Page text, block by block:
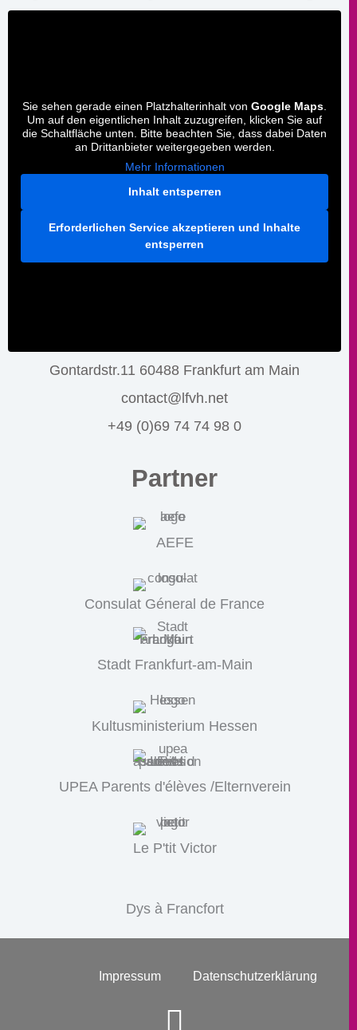
Sie sehen gerade einen Platzhalterinhalt von Google Maps
Um auf den eigentlichen Inhalt zuzugreifen, klicken Sie auf
die Schaltfläche unten. Bitte beachten Sie, dass dabei Daten
an Drittanbieter weitergegeben werden.
Mehr Informationen
Inhalt entsperren
Erforderlichen Service akzeptieren und Inhalte
entsperren
Gontardstr.11 60488 Frankfurt am Main
contact@lfvh.net
+49 (0)69 74 74 98 0
Partner
AEFE
Consulat Géneral de France
Stadt Frankfurt-am-Main
Kultusministerium Hessen
UPEA Parents d'élèves /Elternverein
Le P'tit Victor
Dys à Francfort
Impressum Datenschutzerklärung